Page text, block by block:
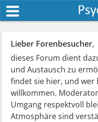
Lieber Forenbesucher,
dieses Forum dient
und Austausch zu
findet sie hier, und wer
willkommen.
Umgang respektvoll
Atmosphäre sind